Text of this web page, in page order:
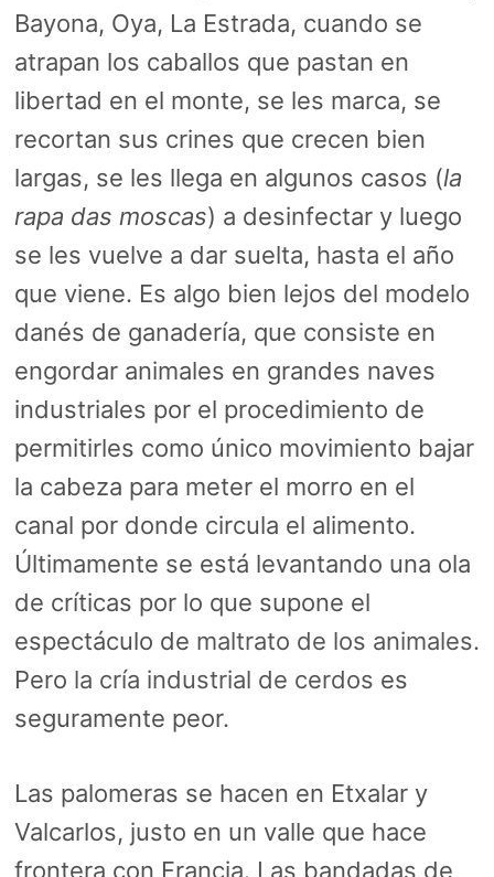
Bayona, Oya, La Estrada, cuando se
atrapan los caballos que pastan en
libertad en el monte, se les marca, se
recortan sus crines que crecen bien
largas, se les llega en algunos casos (la
rapa das moscas) a desinfectar y luego
se les vuelve a dar suelta, hasta el año
que viene. Es algo bien lejos del modelo
danés de ganadería, que consiste en
engordar animales en grandes naves
industriales por el procedimiento de
permitirles como único movimiento bajar
la cabeza para meter el morro en el
canal por donde circula el alimento.
Últimamente se está levantando una ola
de críticas por lo que supone el
espectáculo de maltrato de los animales.
Pero la cría industrial de cerdos es
seguramente peor.
Las palomeras se hacen en Etxalar y
Valcarlos, justo en un valle que hace
frontera con Francia. Las bandadas de